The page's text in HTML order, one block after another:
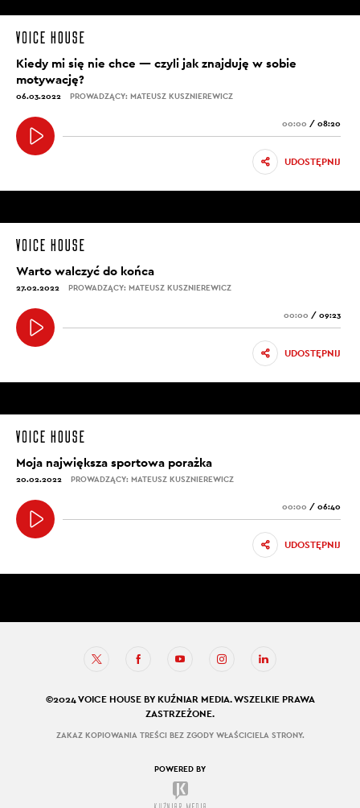
Kiedy mi się nie chce — czyli jak znajduję w sobie
motywację?
06.03.2022 PROWADZĄCY: MATEUSZ KUSZNIEREWICZ
00:00 / 08:20
UDOSTĘPNIJ
Warto walczyć do końca
27.02.2022 PROWADZĄCY: MATEUSZ KUSZNIEREWICZ
00:00 / 09:23
UDOSTĘPNIJ
Moja największa sportowa porażka
20.02.2022 PROWADZĄCY: MATEUSZ KUSZNIEREWICZ
00:00 / 06:40
UDOSTĘPNIJ
©2024 VOICE HOUSE BY KUŹNIAR MEDIA. WSZELKIE PRAWA
ZASTRZEŻONE.
ZAKAZ KOPIOWANIA TREŚCI BEZ ZGODY WŁAŚCICIELA STRONY.
POWERED BY